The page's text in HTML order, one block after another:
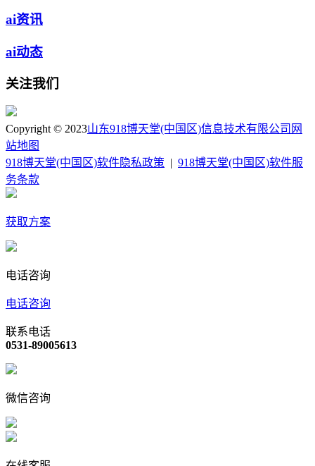
ai资讯
ai动态
关注我们
Copyright © 2023山东918博天堂(中国区)信息技术有限公司 网
站地图
918博天堂(中国区)软件隐私政策 | 918博天堂(中国区)软件服
务条款
获取方案
电话咨询
电话咨询
联系电话
0531-89005613
微信咨询